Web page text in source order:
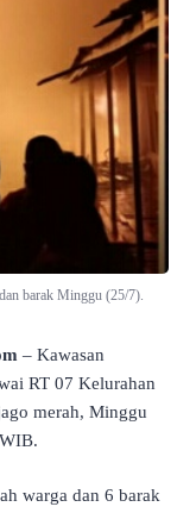
barak Minggu (25/7).
– Kawasan
RT 07 Kelurahan
merah, Minggu
warga dan 6 barak